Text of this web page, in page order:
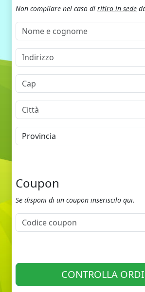
Non compilare nel caso di ritiro in sede
Coupon
Se disponi di un coupon inseriscilo qui.
CONTROLLA